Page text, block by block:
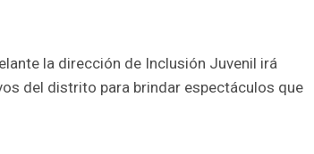
la dirección de Inclusión Juvenil irá
del distrito para brindar espectáculos que